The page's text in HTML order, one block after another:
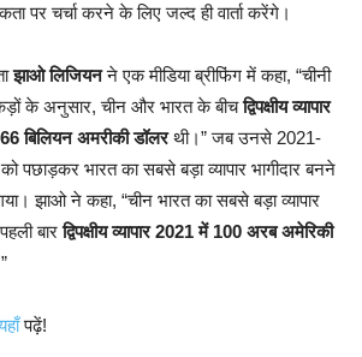
पर चर्चा करने के लिए जल्द ही वार्ता करेंगे।
झाओ लिजियनने एक मीडिया ब्रीफिंग में कहा, “चीनी
के अनुसार, चीन और भारत के बीचद्विपक्षीय व्यापार
बिलियन अमरीकी डॉलरथी।” जब उनसे 2021-
को पछाड़कर भारत का सबसे बड़ा व्यापार भागीदार बनने
झाओ ने कहा, “चीन भारत का सबसे बड़ा व्यापार
बारद्विपक्षीय व्यापार 2021 में 100 अरब अमेरिकी
पढ़ें!